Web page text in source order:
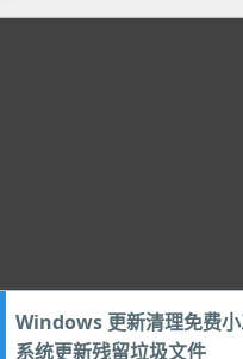
Windows 更新清理免费
系统更新残留垃圾文件